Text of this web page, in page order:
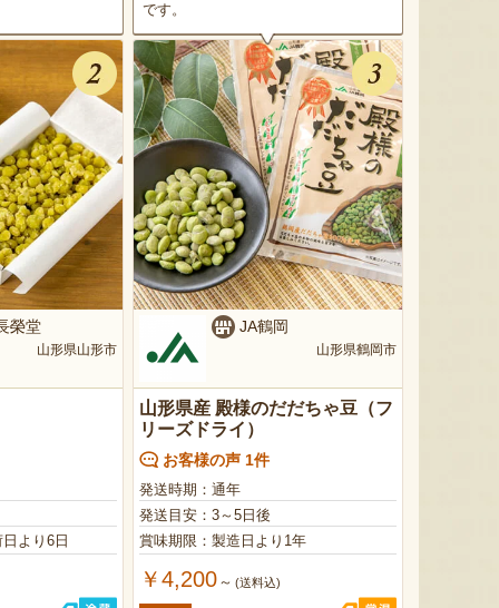
榮堂
山形県山形市
より6日
です。
JA鶴岡
山形県鶴岡市
山形県産 殿様のだだちゃ豆（フ
リーズドライ）
お客様の声 1件
発送時期：通年
発送目安：3～5日後
賞味期限：製造日より1年
￥4,200 ～ (送料込)